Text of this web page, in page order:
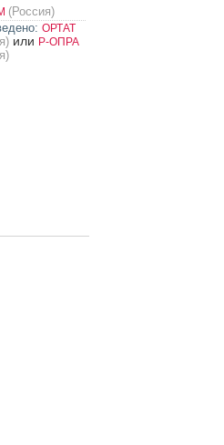
(Россия)
ОРТАТ
или Р-ОПРА